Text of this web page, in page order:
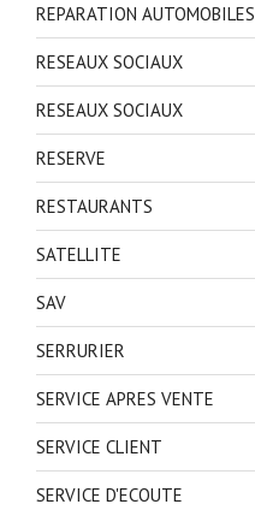
REPARATION AUTOMOBILES
RESEAUX SOCIAUX
RESEAUX SOCIAUX
RESERVE
RESTAURANTS
SATELLITE
SAV
SERRURIER
SERVICE APRES VENTE
SERVICE CLIENT
SERVICE D'ECOUTE